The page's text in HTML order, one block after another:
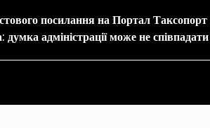
посилання на Портал
адміністрації може не співпадати